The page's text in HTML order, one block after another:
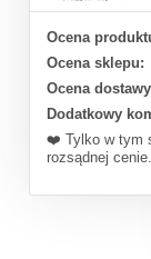
Ocena
Ocena sklepu:
Ocena
Dodatkowy
❤️ Tylko w tym
rozsądnej cenie.